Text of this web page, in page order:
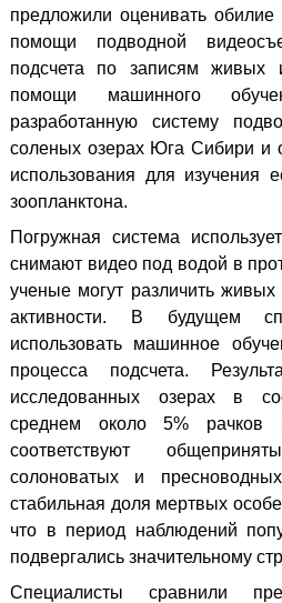
предложили оценивать обилие
помощи подводной
подсчета по записям живых
помощи машинного
разработанную систему
соленых озерах Юга Сибири и
использования для изучения
зоопланктона.
Погружная система
снимают видео под водой в
ученые могут различить
активности. В будущем
использовать машинное
процесса подсчета.
исследованных озерах в
среднем около 5% рачков
соответствуют
солоноватых и
стабильная доля мертвых
что в период наблюдений
подвергались значительному
Специалисты сравнили